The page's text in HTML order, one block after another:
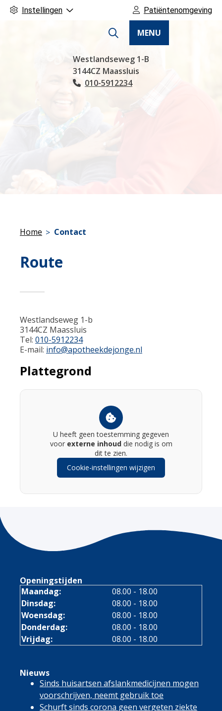
Instellingen Patiëntenomgeving
Hoofdmenu
MENU
Westlandseweg 1-B
3144CZ Maassluis
Tel:
010-5912234
Home Contact
Route
Westlandseweg 1-b
3144CZ Maassluis
Tel: 010-5912234
E-mail: info@apotheekdejonge.nl
Plattegrond
U heeft geen toestemming gegeven
voor externe inhouddie nodig is om
dit te zien.
Cookie-instellingen wijzigen
Openingstijden
Maandag:
08.00 - 18.00
Dinsdag:
08.00 - 18.00
Woensdag:
08.00 - 18.00
Donderdag:
08.00 - 18.00
Vrijdag:
08.00 - 18.00
Nieuws
Sinds huisartsen afslankmedicijnen mogen
voorschrijven, neemt gebruik toe
Schurft sinds corona geen vergeten ziekte